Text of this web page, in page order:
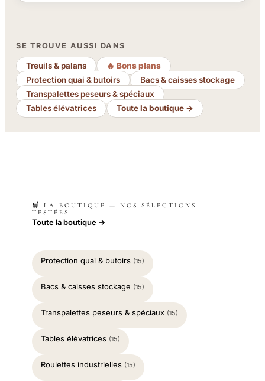
SE TROUVE AUSSI DANS
Treuils & palans
🔥 Bons plans
Protection quai & butoirs
Bacs & caisses stockage
Transpalettes peseurs & spéciaux
Tables élévatrices
Toute la boutique →
🛒 LA BOUTIQUE — NOS SÉLECTIONS
TESTÉES
Toute la boutique →
Protection quai & butoirs (15)
Bacs & caisses stockage (15)
Transpalettes peseurs & spéciaux (15)
Tables élévatrices (15)
Roulettes industrielles (15)